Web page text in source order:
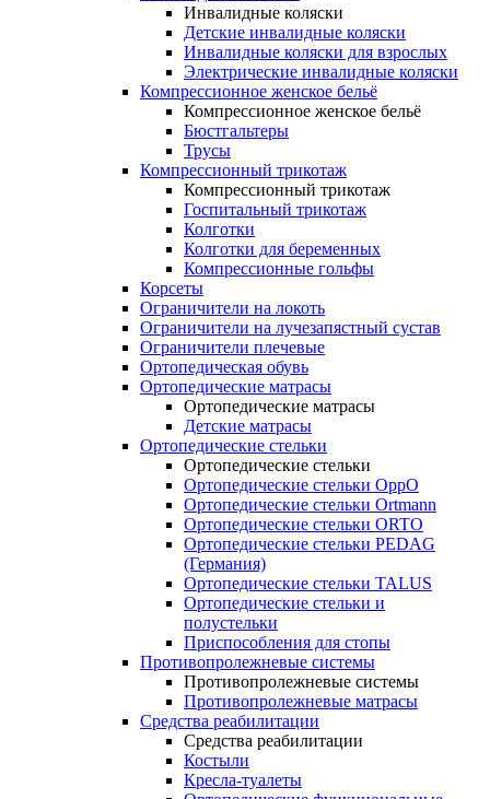
Инвалидные коляски
Детские инвалидные коляски
Инвалидные коляски для взрослых
Электрические инвалидные коляски
Компрессионное женское бельё
Компрессионное женское бельё
Бюстгальтеры
Трусы
Компрессионный трикотаж
Компрессионный трикотаж
Госпитальный трикотаж
Колготки
Колготки для беременных
Компрессионные гольфы
Корсеты
Ограничители на локоть
Ограничители на лучезапястный сустав
Ограничители плечевые
Ортопедическая обувь
Ортопедические матрасы
Ортопедические матрасы
Детские матрасы
Ортопедические стельки
Ортопедические стельки
Ортопедические стельки OppO
Ортопедические стельки Ortmann
Ортопедические стельки ORTO
Ортопедические стельки PEDAG
(Германия)
Ортопедические стельки TALUS
Ортопедические стельки и
полустельки
Приспособления для стопы
Противопролежневые системы
Противопролежневые системы
Противопролежневые матрасы
Средства реабилитации
Средства реабилитации
Костыли
Кресла-туалеты